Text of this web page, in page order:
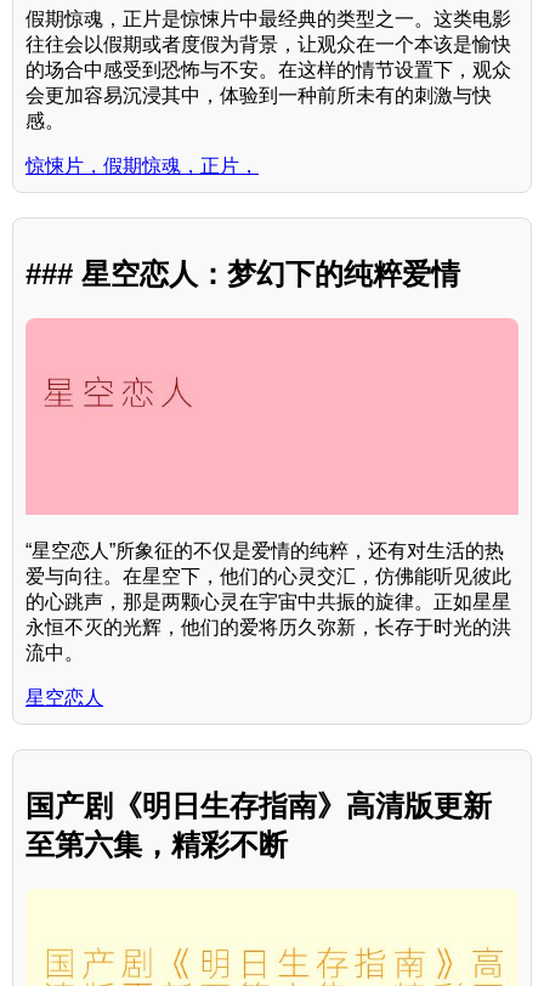
假期惊魂，正片是惊悚片中最经典的类型之一。这类电影
往往会以假期或者度假为背景，让观众在一个本该是愉快
的场合中感受到恐怖与不安。在这样的情节设置下，观众
会更加容易沉浸其中，体验到一种前所未有的刺激与快
感。
惊悚片，假期惊魂，正片，
### 星空恋人：梦幻下的纯粹爱情
“星空恋人”所象征的不仅是爱情的纯粹，还有对生活的热
爱与向往。在星空下，他们的心灵交汇，仿佛能听见彼此
的心跳声，那是两颗心灵在宇宙中共振的旋律。正如星星
永恒不灭的光辉，他们的爱将历久弥新，长存于时光的洪
流中。
星空恋人
国产剧《明日生存指南》高清版更新
至第六集，精彩不断